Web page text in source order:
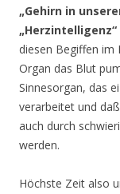
„Gehirn in
„Herzintelligenz“
diesen Begiffen im
Organ das Blut
Sinnesorgan, das
verarbeitet und
auch durch
werden.
Höchste Zeit also